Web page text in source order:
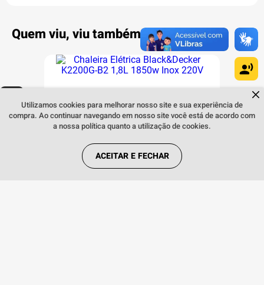
Fale comigo clicando aqui
Quem viu, viu também:
Chaleira Elétrica Black&Decker K2200G-B2
INDISPONÍVEL
Utilizamos cookies para melhorar nosso site e sua experiência de
compra. Ao continuar navegando em nosso site você está de acordo com
a nossa política quanto a utilização de cookies.
ACEITAR E FECHAR